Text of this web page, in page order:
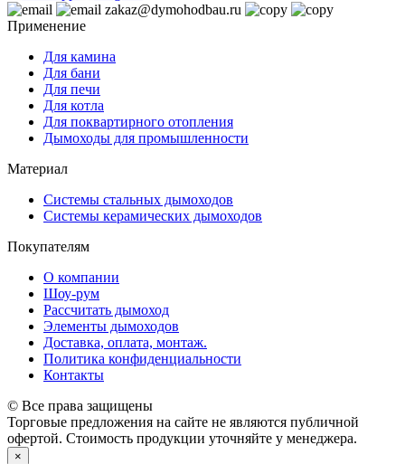
zakaz@dymohodbau.ru
Применение
Для камина
Для бани
Для печи
Для котла
Для поквартирного отопления
Дымоходы для промышленности
Материал
Системы стальных дымоходов
Системы керамических дымоходов
Покупателям
О компании
Шоу-рум
Рассчитать дымоход
Элементы дымоходов
Доставка, оплата, монтаж.
Политика конфиденциальности
Контакты
© Все права защищены
Торговые предложения на сайте не являются публичной
офертой. Стоимость продукции уточняйте у менеджера.
×